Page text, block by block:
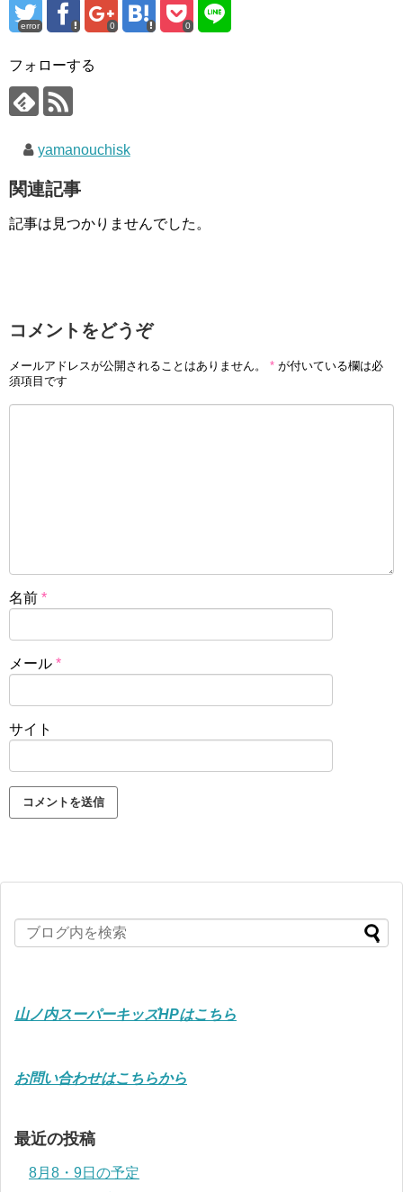
error 0 0
フォローする
yamanouchisk
関連記事
記事は見つかりませんでした。
コメントをどうぞ
メールアドレスが公開されることはありません。 * が付いている欄は必
須項目です
名前 *
メール *
サイト
山ノ内スーパーキッズHPはこちら
お問い合わせはこちらから
最近の投稿
8月8・9日の予定